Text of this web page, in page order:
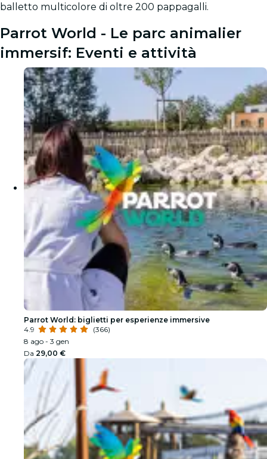
balletto multicolore di oltre 200 pappagalli.
Parrot World - Le parc animalier
immersif: Eventi e attività
Parrot World: biglietti per esperienze immersive
4.9
(366)
8 ago - 3 gen
Da 29,00 €